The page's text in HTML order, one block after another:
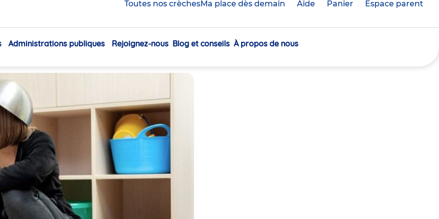
Toutes nos crèchesMa place dès demain Aide Panier crèche(s)
Espace parent
Navigation
Administrations publiques Rejoignez-nous Blog et conseils À propos de nous
Babilou !